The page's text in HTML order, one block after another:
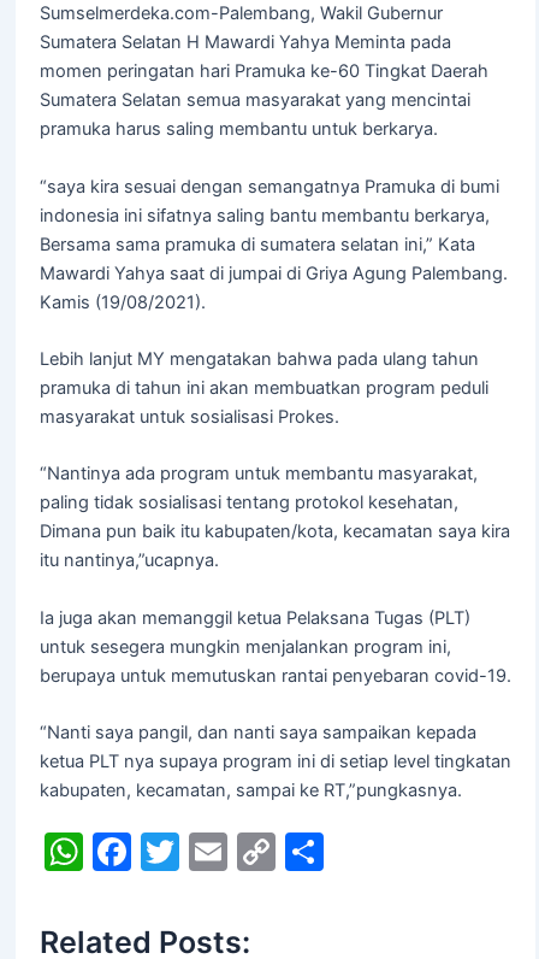
Sumselmerdeka.com-Palembang, Wakil Gubernur
Sumatera Selatan H Mawardi Yahya Meminta pada
momen peringatan hari Pramuka ke-60 Tingkat Daerah
Sumatera Selatan semua masyarakat yang mencintai
pramuka harus saling membantu untuk berkarya.
“saya kira sesuai dengan semangatnya Pramuka di bumi
indonesia ini sifatnya saling bantu membantu berkarya,
Bersama sama pramuka di sumatera selatan ini,” Kata
Mawardi Yahya saat di jumpai di Griya Agung Palembang.
Kamis (19/08/2021).
Lebih lanjut MY mengatakan bahwa pada ulang tahun
pramuka di tahun ini akan membuatkan program peduli
masyarakat untuk sosialisasi Prokes.
“Nantinya ada program untuk membantu masyarakat,
paling tidak sosialisasi tentang protokol kesehatan,
Dimana pun baik itu kabupaten/kota, kecamatan saya kira
itu nantinya,”ucapnya.
Ia juga akan memanggil ketua Pelaksana Tugas (PLT)
untuk sesegera mungkin menjalankan program ini,
berupaya untuk memutuskan rantai penyebaran covid-19.
“Nanti saya pangil, dan nanti saya sampaikan kepada
ketua PLT nya supaya program ini di setiap level tingkatan
kabupaten, kecamatan, sampai ke RT,”pungkasnya.
W
at
F
c
T
itt
E
ai
C S
Related Posts: